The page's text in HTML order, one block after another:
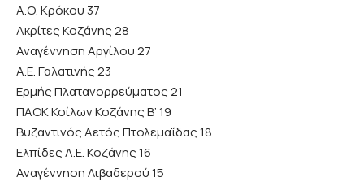
Α.Ο. Κρόκου 37
Ακρίτες Κοζάνης 28
Αναγέννηση Αργίλου 27
Α.Ε. Γαλατινής 23
Ερμής Πλατανορρεύματος 21
ΠΑΟΚ Κοίλων Κοζάνης Β’ 19
Βυζαντινός Αετός Πτολεμαΐδας 18
Ελπίδες Α.Ε. Κοζάνης 16
Αναγέννηση Λιβαδερού 15